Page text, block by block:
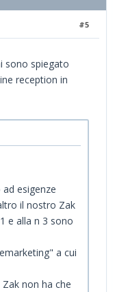
#5
sono spiegato
reception in
esigenze
il nostro Zak
e alla n 3 sono
a cui
non ha che